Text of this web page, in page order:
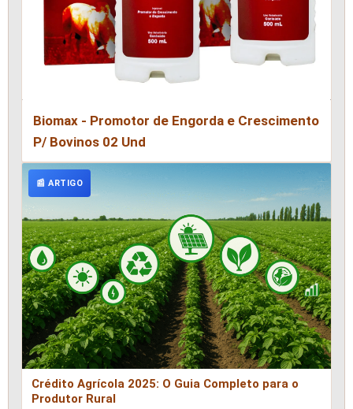
Biomax - Promotor de Engorda e Crescimento
P/ Bovinos 02 Und
📰 ARTIGO
Crédito Agrícola 2025: O Guia Completo para o
Produtor Rural